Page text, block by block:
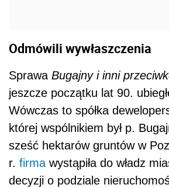
Odmówili wywłaszczenia
Sprawa Bugajny i inni
jeszcze początku lat 90.
Wówczas to spółka
której wspólnikiem był p.
sześć hektarów gruntów w
r. firma wystąpiła do władz
decyzji o podziale